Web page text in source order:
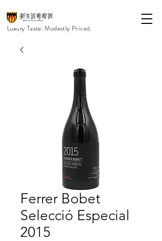
Luxury Taste. Modestly Priced.
Ferrer Bobet
Selecció Especial
2015